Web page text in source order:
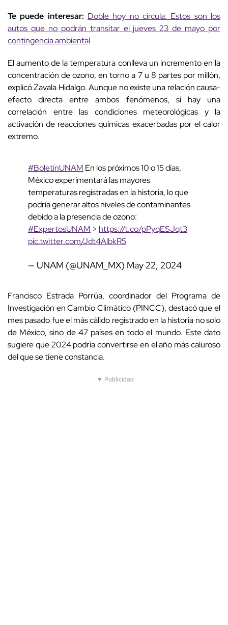
Te puede interesar: Doble hoy no circula: Estos son los
autos que no podrán transitar el jueves 23 de mayo por
contingencia ambiental
El aumento de la temperatura conlleva un incremento en la
concentración de ozono, en torno a 7 u 8 partes por millón,
explicó Zavala Hidalgo. Aunque no existe una relación causa-
efecto directa entre ambos fenómenos, sí hay una
correlación entre las condiciones meteorológicas y la
activación de reacciones químicas exacerbadas por el calor
extremo.
#BoletínUNAM En los próximos 10 o 15 días,
México experimentará las mayores
temperaturas registradas en la historia, lo que
podría generar altos niveles de contaminantes
debido a la presencia de ozono:
#ExpertosUNAM > https://t.co/pPyqESJqt3
pic.twitter.com/Jdt4AlbkR5
— UNAM (@UNAM_MX) May 22, 2024
Francisco Estrada Porrúa, coordinador del Programa de
Investigación en Cambio Climático (PINCC), destacó que el
mes pasado fue el más cálido registrado en la historia no solo
de México, sino de 47 países en todo el mundo. Este dato
sugiere que 2024 podría convertirse en el año más caluroso
del que se tiene constancia.
▼ Publicidad